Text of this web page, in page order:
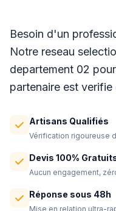
Besoin d'un
Notre reseau
departement 02
partenaire est
Artisans Qualifiés
Vérification rigoureuse
Devis 100%
Aucun engagement,
Réponse sous 48h
Mise en relation ultra-